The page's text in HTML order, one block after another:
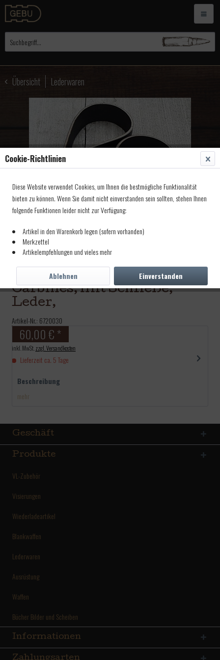
Übersicht Lederwaren
Schulterriemen, für
Carbines, mit Schließe,
Leder,
Artikel-Nr.: 6720030
60,00 € *
inkl. MwSt. zzgl. Versandkosten
Lieferzeit ca. 5 Tage
Beschreibung
mehr
Geschäft
Produkte
VL-Zubehör
Visierungen
Wiederladeartikel
Blankwaffen
Lederwaren
Ausrüstung
Waffen
Bücher Bilder und Scheiben
Informationen
Zahlungsarten
Cookie-Richtlinien
Diese Website verwendet Cookies, um Ihnen die bestmögliche Funktionalität
bieten zu können. Wenn Sie damit nicht einverstanden sein sollten, stehen Ihnen
folgende Funktionen leider nicht zur Verfügung:
Artikel in den Warenkorb legen (sofern vorhanden)
Merkzettel
Artikelempfehlungen und vieles mehr
Einverstanden
Ablehnen